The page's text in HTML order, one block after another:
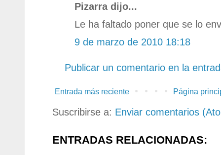
Pizarra dijo...
Le ha faltado poner que se lo
9 de marzo de 2010 18:18
Publicar un comentario en la
Entrada más reciente Página
Suscribirse a: Enviar comentarios
ENTRADAS RELACIONADAS: